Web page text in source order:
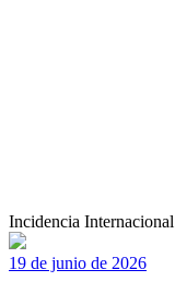
Incidencia Internacional
19 de junio de 2026